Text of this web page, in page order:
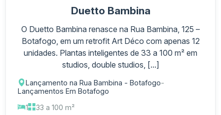
Duetto Bambina
O Duetto Bambina renasce na Rua Bambina, 125 –
Botafogo, em um retrofit Art Déco com apenas 12
unidades. Plantas inteligentes de 33 a 100 m² em
studios, double studios, [...]
Lançamento na Rua Bambina - Botafogo-
Lançamentos Em Botafogo
1
33 a 100 m²